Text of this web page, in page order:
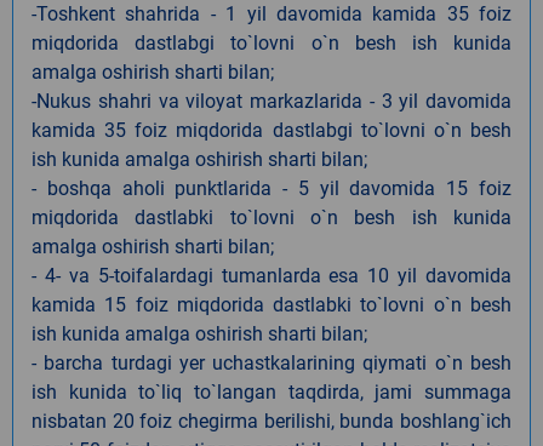
-Toshkent shahrida - 1 yil davomida kamida 35 foiz
miqdorida dastlabgi to`lovni o`n besh ish kunida
amalga oshirish sharti bilan;
-Nukus shahri va viloyat markazlarida - 3 yil davomida
kamida 35 foiz miqdorida dastlabgi to`lovni o`n besh
ish kunida amalga oshirish sharti bilan;
- boshqa aholi punktlarida - 5 yil davomida 15 foiz
miqdorida dastlabki to`lovni o`n besh ish kunida
amalga oshirish sharti bilan;
- 4- va 5-toifalardagi tumanlarda esa 10 yil davomida
kamida 15 foiz miqdorida dastlabki to`lovni o`n besh
ish kunida amalga oshirish sharti bilan;
- barcha turdagi yer uchastkalarining qiymati o`n besh
ish kunida to`liq to`langan taqdirda, jami summaga
nisbatan 20 foiz chegirma berilishi, bunda boshlang`ich